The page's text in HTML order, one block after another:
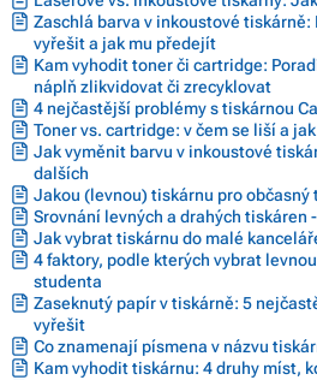
Zaschlá barva v inkoustové tiskárně:
vyřešit a jak mu předejít
Kam vyhodit toner či cartridge:
náplň zlikvidovat či zrecyklovat
4 nejčastější problémy s tiskárnou
Toner vs. cartridge: v čem se liší a
Jak vyměnit barvu v inkoustové
dalších
Jakou (levnou) tiskárnu pro občasný
Srovnání levných a drahých tiskáren
Jak vybrat tiskárnu do malé
4 faktory, podle kterých vybrat
studenta
Zaseknutý papír v tiskárně: 5
vyřešit
Co znamenají písmena v názvu
Kam vyhodit tiskárnu: 4 druhy míst,